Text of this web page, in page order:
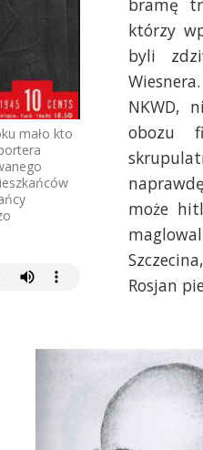
mało kto
bramę
którzy
byli
NKWD,
obozu
może
Rosjan